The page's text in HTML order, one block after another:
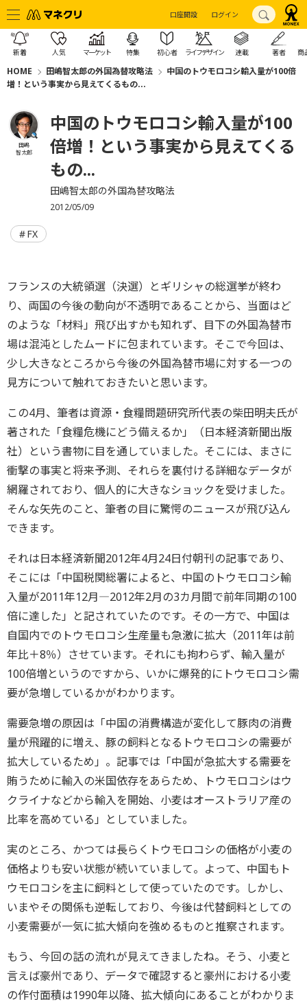
口座開設 ログイン
新着 人気 マーケット 特集 初心者 ライフデザイン 連載 著者 商
HOME 田嶋智太郎の外国為替攻略法
中国のトウモロコシ輸入量が100倍
増！という事実から見えてくるもの...
田嶋
智太郎
中国のトウモロコシ輸入量が100
倍増！という事実から見えてくる
もの...
田嶋智太郎の外国為替攻略法
2012/05/09
FX
フランスの大統領選（決選）とギリシャの総選挙が終わ
り、両国の今後の動向が不透明であることから、当面はど
のような「材料」飛び出すかも知れず、目下の外国為替市
場は混沌としたムードに包まれています。そこで今回は、
少し大きなところから今後の外国為替市場に対する一つの
見方について触れておきたいと思います。
この4月、筆者は資源・食糧問題研究所代表の柴田明夫氏が
著された「食糧危機にどう備えるか」（日本経済新聞出版
社）という書物に目を通していました。そこには、まさに
衝撃の事実と将来予測、それらを裏付ける詳細なデータが
網羅されており、個人的に大きなショックを受けました。
そんな矢先のこと、筆者の目に驚愕のニュースが飛び込ん
できます。
それは日本経済新聞2012年4月24日付朝刊の記事であり、
そこには「中国税関総署によると、中国のトウモロコシ輸
入量が2011年12月―2012年2月の3カ月間で前年同期の100
倍に達した」と記されていたのです。その一方で、中国は
自国内でのトウモロコシ生産量も急激に拡大（2011年は前
年比＋8％）させています。それにも拘わらず、輸入量が
100倍増というのですから、いかに爆発的にトウモロコシ需
要が急増しているかがわかります。
需要急増の原因は「中国の消費構造が変化して豚肉の消費
量が飛躍的に増え、豚の飼料となるトウモロコシの需要が
拡大しているため」。記事では「中国が急拡大する需要を
賄うために輸入の米国依存をあらため、トウモロコシはウ
クライナなどから輸入を開始、小麦はオーストラリア産の
比率を高めている」としていました。
実のところ、かつては長らくトウモロコシの価格が小麦の
価格よりも安い状態が続いていまして。よって、中国もト
ウモロコシを主に飼料として使っていたのです。しかし、
いまやその関係も逆転しており、今後は代替飼料としての
小麦需要が一気に拡大傾向を強めるものと推察されます。
もう、今回の話の流れが見えてきましたね。そう、小麦と
言えば豪州であり、データで確認すると豪州における小麦
の作付面積は1990年以降、拡大傾向にあることがわかりま